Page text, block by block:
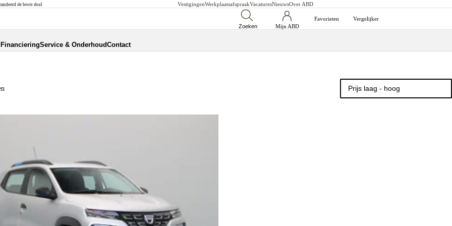
de beste deal VestigingenWerkplaatsafspraakVacaturesNieuwsOver ABD
Zoeken Mijn ABD
Favorieten Vergelijker
Service & OnderhoudContact